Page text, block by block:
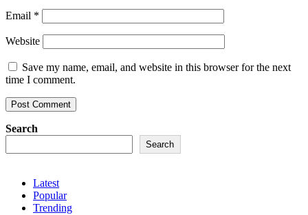
Email *
Website
Save my name, email, and website in this browser for the next
time I comment.
Search
Search
Latest
Popular
Trending